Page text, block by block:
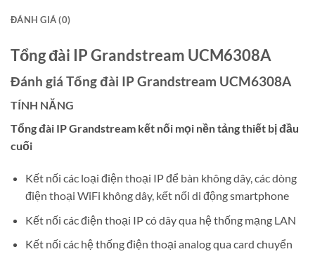
ĐÁNH GIÁ (0)
Tổng đài IP Grandstream UCM6308A
Đánh giá Tổng đài IP Grandstream UCM6308A
TÍNH NĂNG
Tổng đài IP Grandstream kết nối mọi nền tảng thiết bị đầu
cuối
Kết nối các loại điện thoại IP để bàn không dây, các dòng
điện thoại WiFi không dây, kết nối di động smartphone
Kết nối các điện thoại IP có dây qua hệ thống mạng LAN
Kết nối các hệ thống điện thoại analog qua card chuyển